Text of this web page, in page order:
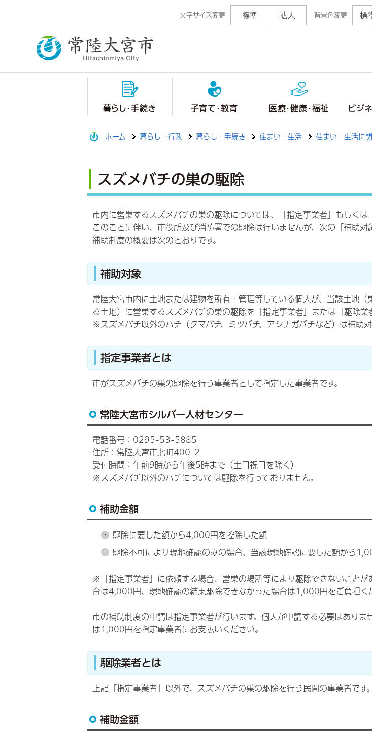
文字サイズ変更 標準 拡大 背景色変更 標
暮らし・手続き 子育て・教育 医療・健康・福祉 ビジ
ホーム 暮らし・行政 暮らし・手続き 住まい・生活 住まい・生活に
スズメバチの巣の駆除
市内に営巣するスズメバチの巣の駆除については、「指定事業者」もしくは
このことに伴い、市役所及び消防署での駆除は行いませんが、次の「補助
補助制度の概要は次のとおりです。
補助対象
常陸大宮市内に土地または建物を所有・管理等している個人が、当該土地
る土地）に営巣するスズメバチの巣の駆除を「指定事業者」または「駆除業
※スズメバチ以外のハチ（クマバチ、ミツバチ、アシナガバチなど）は補助対
指定事業者とは
市がスズメバチの巣の駆除を行う事業者として指定した事業者です。
常陸大宮市シルバー人材センター
電話番号：0295-53-5885
住所：常陸大宮市北町400-2
受付時間：午前9時から午後5時まで（土日祝日を除く）
※スズメバチ以外のハチについては駆除を行っておりません。
補助金額
駆除に要した額から4,000円を控除した額
駆除不可により現地確認のみの場合、当該現地確認に要した額から
※「指定事業者」に依頼する場合、営巣の場所等により駆除できないことが
合は4,000円、現地確認の結果駆除できなかった場合は1,000円をご負担く
市の補助制度の申請は指定事業者が行います。個人が申請する必要はあり
は1,000円を指定事業者にお支払いください。
駆除業者とは
上記「指定事業者」以外で、スズメバチの巣の駆除を行う民間の事業者です。
補助金額